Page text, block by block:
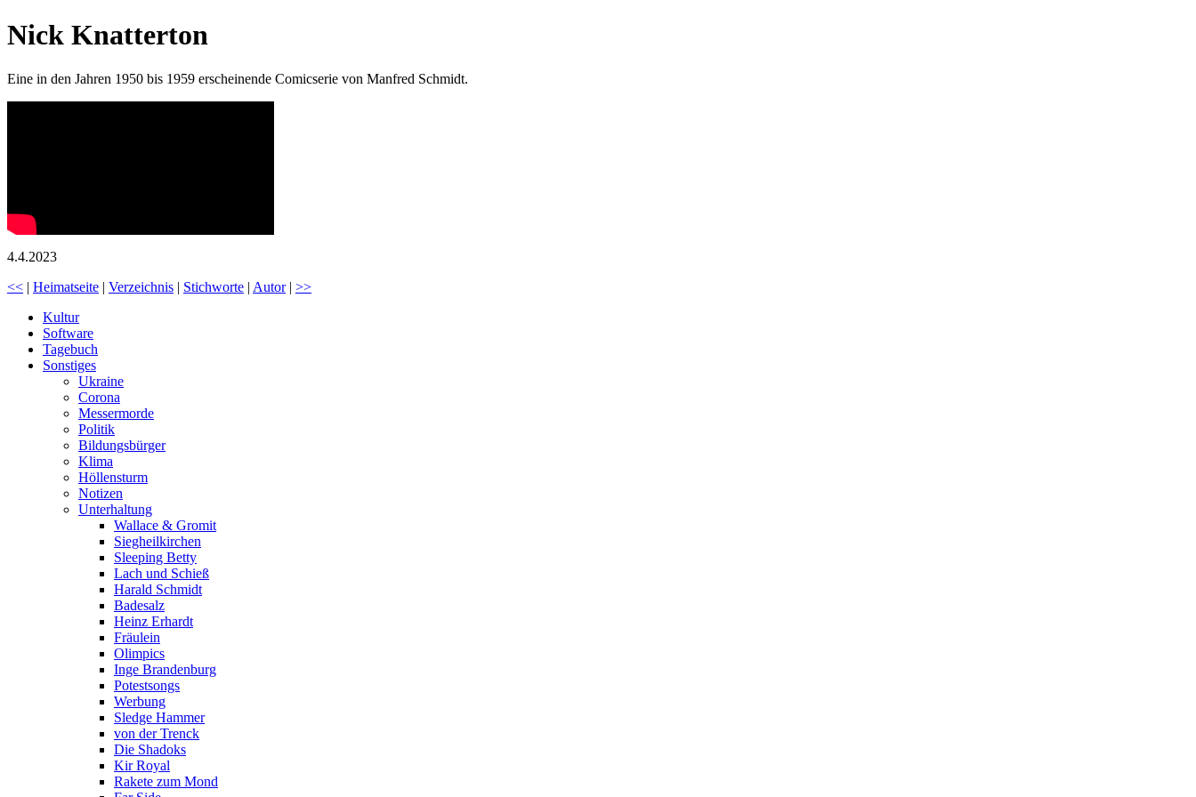
Nick Knatterton
Eine in den Jahren 1950 bis 1959 erscheinende Comicserie von Manfred Schmidt.
4.4.2023
<< | Heimatseite | Verzeichnis | Stichworte | Autor| >>
Kultur
Software
Tagebuch
Sonstiges
Ukraine
Corona
Messermorde
Politik
Bildungsbürger
Klima
Höllensturm
Notizen
Unterhaltung
Wallace & Gromit
Siegheilkirchen
Sleeping Betty
Lach und Schieß
Harald Schmidt
Badesalz
Heinz Erhardt
Fräulein
Olimpics
Inge Brandenburg
Potestsongs
Werbung
Sledge Hammer
von der Trenck
Die Shadoks
Kir Royal
Rakete zum Mond